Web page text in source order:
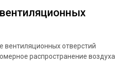
отверстий
распространение воздуха